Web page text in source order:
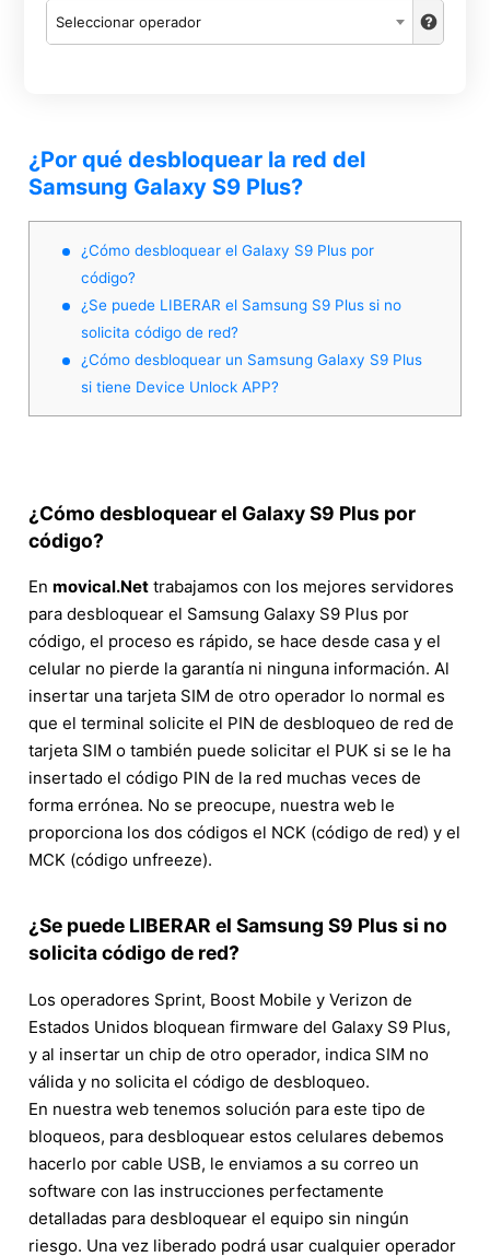
Seleccionar operador
¿Por qué desbloquear la red del
Samsung Galaxy S9 Plus?
¿Cómo desbloquear el Galaxy S9 Plus por
código?
¿Se puede LIBERAR el Samsung S9 Plus si no
solicita código de red?
¿Cómo desbloquear un Samsung Galaxy S9 Plus
si tiene Device Unlock APP?
¿Cómo desbloquear el Galaxy S9 Plus por
código?
En movical.Net trabajamos con los mejores servidores
para desbloquear el Samsung Galaxy S9 Plus por
código, el proceso es rápido, se hace desde casa y el
celular no pierde la garantía ni ninguna información. Al
insertar una tarjeta SIM de otro operador lo normal es
que el terminal solicite el PIN de desbloqueo de red de
tarjeta SIM o también puede solicitar el PUK si se le ha
insertado el código PIN de la red muchas veces de
forma errónea. No se preocupe, nuestra web le
proporciona los dos códigos el NCK (código de red) y el
MCK (código unfreeze).
¿Se puede LIBERAR el Samsung S9 Plus si no
solicita código de red?
Los operadores Sprint, Boost Mobile y Verizon de
Estados Unidos bloquean firmware del Galaxy S9 Plus,
y al insertar un chip de otro operador, indica SIM no
válida y no solicita el código de desbloqueo.
En nuestra web tenemos solución para este tipo de
bloqueos, para desbloquear estos celulares debemos
hacerlo por cable USB, le enviamos a su correo un
software con las instrucciones perfectamente
detalladas para desbloquear el equipo sin ningún
riesgo. Una vez liberado podrá usar cualquier operador